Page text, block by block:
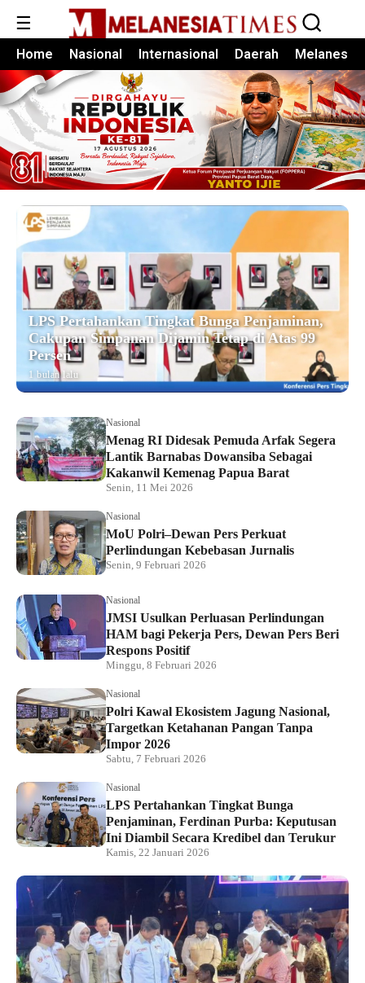
☰
Home Nasional Internasional Daerah Melanesia
LPS Pertahankan Tingkat Bunga Penjaminan,
Cakupan Simpanan Dijamin Tetap di Atas 99
Persen
1 bulan lalu
Nasional
Menag RI Didesak Pemuda Arfak Segera
Lantik Barnabas Dowansiba Sebagai
Kakanwil Kemenag Papua Barat
Senin, 11 Mei 2026
Nasional
MoU Polri–Dewan Pers Perkuat
Perlindungan Kebebasan Jurnalis
Senin, 9 Februari 2026
Nasional
JMSI Usulkan Perluasan Perlindungan
HAM bagi Pekerja Pers, Dewan Pers Beri
Respons Positif
Minggu, 8 Februari 2026
Nasional
Polri Kawal Ekosistem Jagung Nasional,
Targetkan Ketahanan Pangan Tanpa
Impor 2026
Sabtu, 7 Februari 2026
Nasional
LPS Pertahankan Tingkat Bunga
Penjaminan, Ferdinan Purba: Keputusan
Ini Diambil Secara Kredibel dan Terukur
Kamis, 22 Januari 2026